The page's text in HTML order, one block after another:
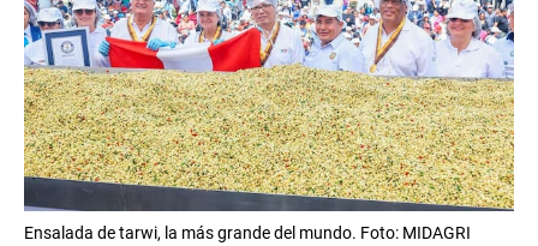
Ensalada de tarwi, la más grande del mundo. Foto: MIDAGRI